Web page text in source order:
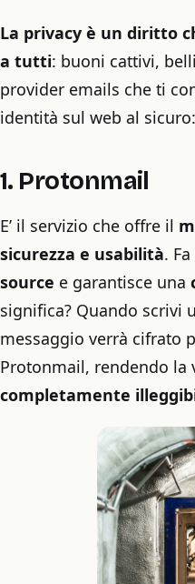
La privacy è un diritto
a tutti: buoni cattivi,
provider emails che ti
identità sul web al sicuro:
1. Protonmail
E’ il servizio che offre il
sicurezza e usabilità.
source e garantisce una
significa? Quando scrivi
messaggio verrà cifrato
Protonmail, rendendo la
completamente